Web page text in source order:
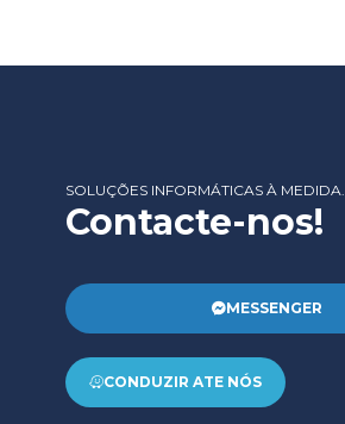
SOLUÇÕES INFORMÁTICAS À MEDIDA.
Contacte-nos!
MESSENGER
CONDUZIR ATE NÓS